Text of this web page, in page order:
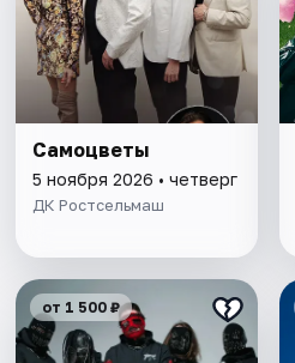
Самоцветы
5 ноября 2026 • четверг
ДК Ростсельмаш
от 1 500 ₽